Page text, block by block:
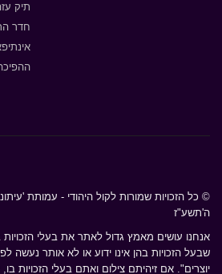
תיק
חדר
© כל הזכויות שמורות לקול היהודי - עמותת
ה'תשע"ז
אנחנו עושים מאמץ גדול לאתר את בעלי הזכויות
יוצרים". אם זיהיתם צילום ואתם בעלי הזכויות